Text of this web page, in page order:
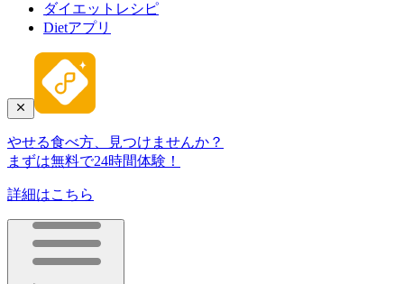
ダイエットレシピ
Dietアプリ
やせる食べ方、見つけませんか？
まずは無料で24時間体験！
詳細はこちら